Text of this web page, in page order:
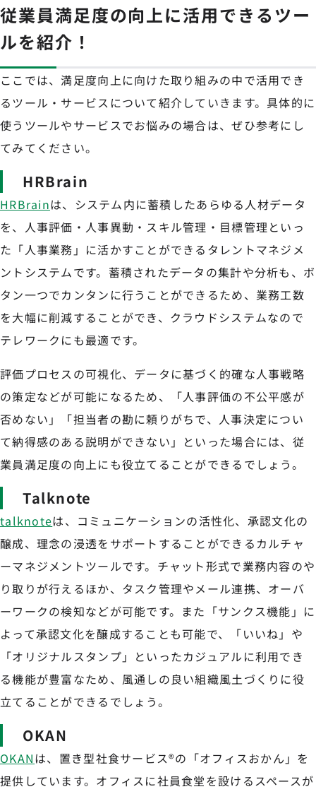
従業員満足度の向上に活用できるツー
ルを紹介！
ここでは、満足度向上に向けた取り組みの中で活用でき
るツール・サービスについて紹介していきます。具体的に
使うツールやサービスでお悩みの場合は、ぜひ参考にし
てみてください。
HRBrain
HRBrainは、システム内に蓄積したあらゆる人材データ
を、人事評価・人事異動・スキル管理・目標管理といっ
た「人事業務」に活かすことができるタレントマネジメ
ントシステムです。蓄積されたデータの集計や分析も、ボ
タン一つでカンタンに行うことができるため、業務工数
を大幅に削減することができ、クラウドシステムなので
テレワークにも最適です。
評価プロセスの可視化、データに基づく的確な人事戦略
の策定などが可能になるため、「人事評価の不公平感が
否めない」「担当者の勘に頼りがちで、人事決定につい
て納得感のある説明ができない」といった場合には、従
業員満足度の向上にも役立てることができるでしょう。
Talknote
talknoteは、コミュニケーションの活性化、承認文化の
醸成、理念の浸透をサポートすることができるカルチャ
ーマネジメントツールです。チャット形式で業務内容のや
り取りが行えるほか、タスク管理やメール連携、オーバ
ーワークの検知などが可能です。また「サンクス機能」に
よって承認文化を醸成することも可能で、「いいね」や
「オリジナルスタンプ」といったカジュアルに利用でき
る機能が豊富なため、風通しの良い組織風土づくりに役
立てることができるでしょう。
OKAN
OKANは、置き型社食サービス®の「オフィスおかん」を
提供しています。オフィスに社員食堂を設けるスペースが